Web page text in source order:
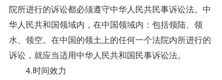
院所进行的诉讼都必须遵守中华人民共民事诉讼法。中
华人民共和国领域内，在中国领域内：包括领陆、领
水、领空。在中国的领土上的任何一个法院内所进行的
诉讼，就应当适用中华人民共和国民事诉讼法。
4.时间效力